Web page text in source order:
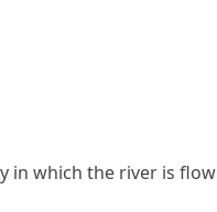
in which the river is